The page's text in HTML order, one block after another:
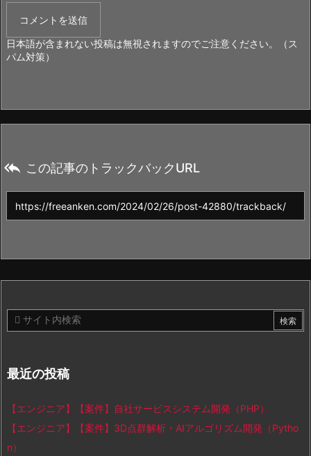
日本語が含まれない投稿は無視されますのでご注意ください。（ス
パム対策）
 この記事のトラックバックURL
最近の投稿
【エンジニア】【案件】自社サービスシステム開発（PHP）
【エンジニア】【案件】3D点群解析・AIアルゴリズム開発（Pytho
n）